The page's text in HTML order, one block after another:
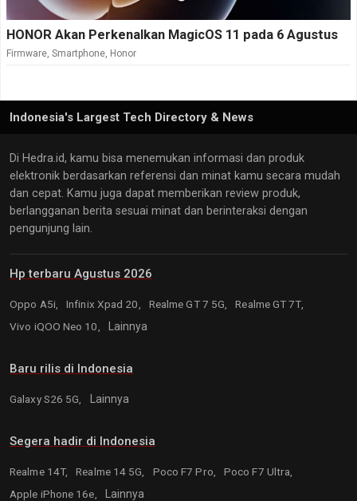
HONOR Akan Perkenalkan MagicOS 11 pada 6 Agustus
Firmware Smartphone Honor
Indonesia's Largest Tech Directory & News
Di Hedra.id, kamu bisa menemukan informasi dan produk
elektronik berdasarkan referensi dan minat kamu secara mudah
dan cepat. Kamu juga dapat memberikan review produk,
berlangganan berita sesuai minat dan berinteraksi dengan
pengunjung lain.
Hp terbaru Agustus 2026
Oppo A5i, Infinix Xpad 20, Realme GT 7 5G,
Realme GT 7T,
Vivo iQOO Neo 10,
Lainnya
Baru rilis di Indonesia
Galaxy S26 5G, Lainnya
Segera hadir di Indonesia
Realme 14T, Realme 14 5G, Poco F7 Pro,
Poco F7 Ultra,
Apple iPhone 16e,
Lainnya